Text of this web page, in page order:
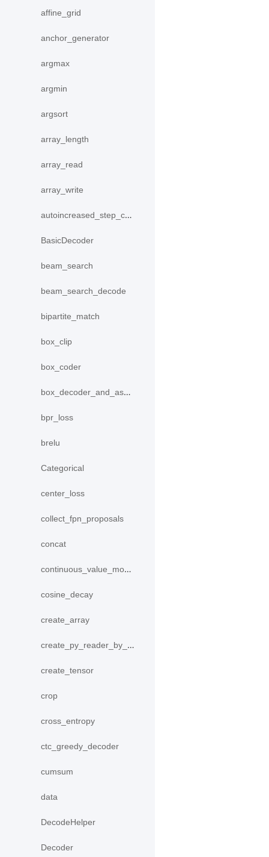
affine_grid
anchor_generator
argmax
argmin
argsort
array_length
array_read
array_write
autoincreased_step_counter
BasicDecoder
beam_search
beam_search_decode
bipartite_match
box_clip
box_coder
box_decoder_and_assign
bpr_loss
brelu
Categorical
center_loss
collect_fpn_proposals
concat
continuous_value_model
cosine_decay
create_array
create_py_reader_by_data
create_tensor
crop
cross_entropy
ctc_greedy_decoder
cumsum
data
DecodeHelper
Decoder